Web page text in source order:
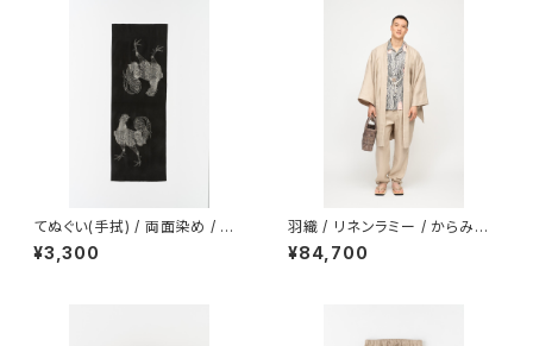
てぬぐい(手拭) / 両面染め / 伊
藤若冲 / 軍鶏 / GRAY
¥3,300
羽織 / リネンラミー / からみ織 /
BEIGE（With tailoring）
¥84,700